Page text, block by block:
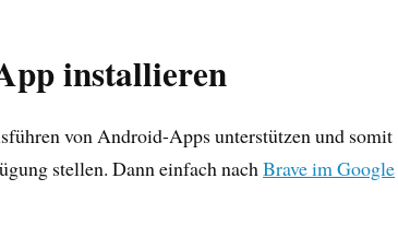
installieren
von Android-Apps unterstützen und somit
stellen. Dann einfach nachBrave im Google